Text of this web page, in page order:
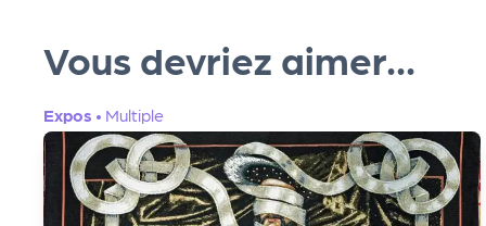
Vous devriez aimer...
Expos • Multiple
O
G!
P